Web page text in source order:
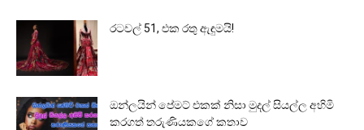
රටවල් 51, එක රතු ඇඳුමයි!
ඔන්ලයින් පේමට් එකක් නිසා මුදල් සියල්ල අහිමි
කරගත් තරුණියකගේ කතාව